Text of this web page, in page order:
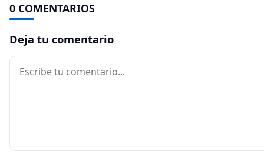
0 COMENTARIOS
Deja tu comentario
Comentario